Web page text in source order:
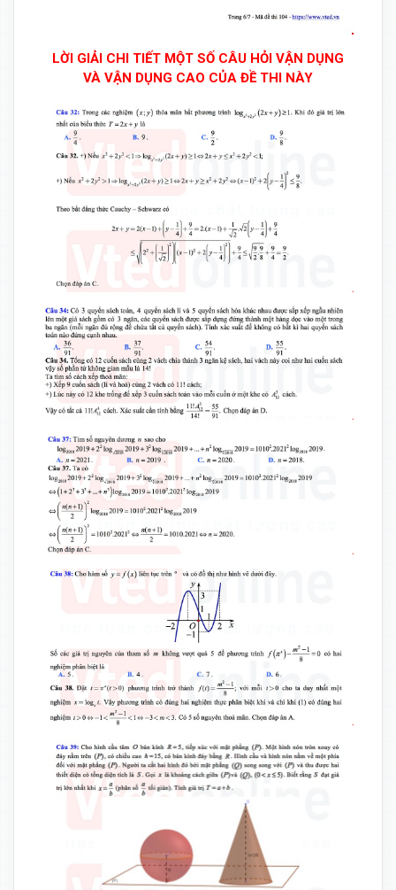
LỜI GIẢI CHI TIẾT MỘT SỐ CÂU HỎI VẬN DỤNG
VÀ VẬN DỤNG CAO CỦA ĐỀ THI NÀY